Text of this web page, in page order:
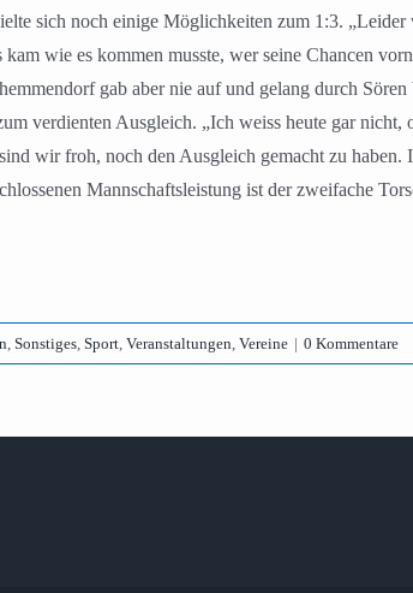
sich noch einige Möglichkeiten zum 1:3. „Leider
wie es kommen musste, wer seine Chancen
gab aber nie auf und gelang durch
verdienten Ausgleich. „Ich weiss heute gar nicht,
wir froh, noch den Ausgleich gemacht zu haben.
Mannschaftsleistung ist der zweifache
, Sonstiges, Sport, Veranstaltungen, Vereine | 0 Kommentare